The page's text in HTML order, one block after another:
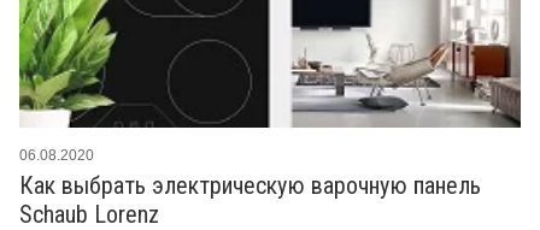
Как выбрать электрическую варочную панель
Schaub Lorenz
06.08.2020